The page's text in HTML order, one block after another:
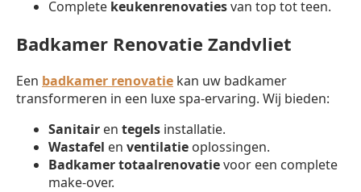
Complete keukenrenovatiesvan top tot teen.
Badkamer Renovatie Zandvliet
Een badkamer renovatie kan uw badkamer
transformeren in een luxe spa-ervaring. Wij bieden:
Sanitair en tegels installatie.
Wastafel en ventilatie oplossingen.
Badkamer totaalrenovatievoor een complete
make-over.